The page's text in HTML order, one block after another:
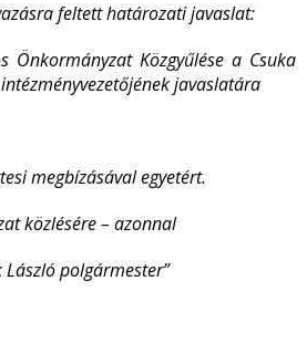
feltett határozati javaslat:
Önkormányzat Közgyűlése a Csuka
javaslatára
megbízásával egyetért.
közlésére – azonnal
polgármester”